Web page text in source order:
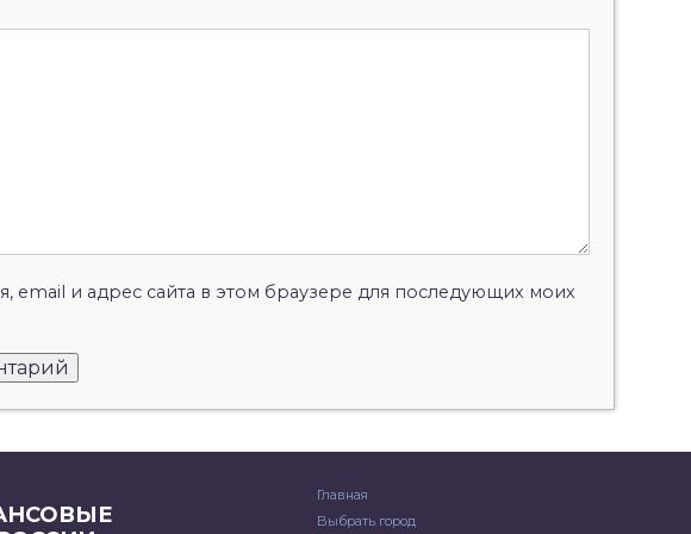
email и адрес сайта в этом браузере для последующих моих
Главная
Выбрать город